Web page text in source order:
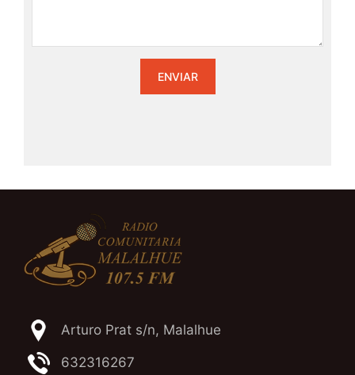
Arturo Prat s/n, Malalhue
632316267